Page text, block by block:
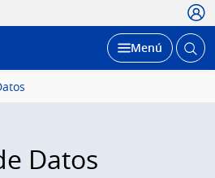
Desplegar
Menú Abrir
Datos